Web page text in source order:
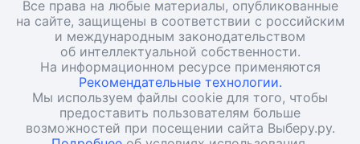
Все права на любые материалы, опубликованные
на сайте, защищены в соответствии с российским
и международным законодательством
об интеллектуальной собственности.
На информационном ресурсе применяются
Рекомендательные технологии.
Мы используем файлы cookie для того, чтобы
предоставить пользователям больше
возможностей при посещении сайта Выберу.ру.